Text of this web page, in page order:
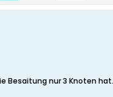
Besaitung nur 3 Knoten